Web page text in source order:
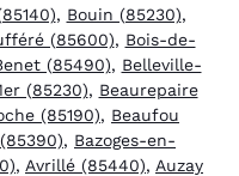
, Bouin (85230),
(85600), Bois-de-
(85490), Belleville-
(85230), Beaurepaire
(85190), Beaufou
, Bazoges-en-
, Avrillé (85440), Auzay